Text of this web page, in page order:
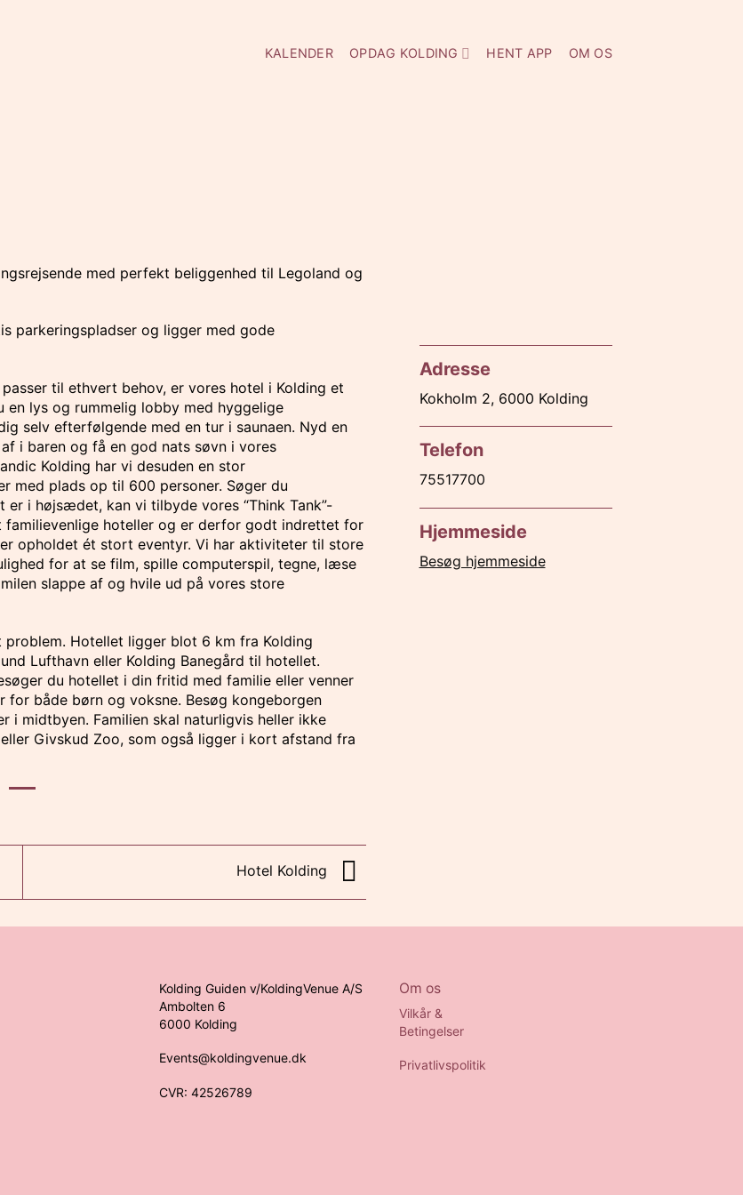
KALENDER OPDAG KOLDING HENT APP OM OS
med perfekt beliggenhed til Legoland og
parkeringspladser og ligger med gode
til ethvert behov, er vores hotel i Kolding et
lys og rummelig lobby med hyggelige
selv efterfølgende med en tur i saunaen. Nyd en
i baren og få en god nats søvn i vores
Kolding har vi desuden en stor
med plads op til 600 personer. Søger du
i højsædet, kan vi tilbyde vores “Think Tank”-
hoteller og er derfor godt indrettet for
opholdet ét stort eventyr. Vi har aktiviteter til store
for at se film, spille computerspil, tegne, læse
slappe af og hvile ud på vores store
Hotellet ligger blot 6 km fra Kolding
Lufthavn eller Kolding Banegård til hotellet.
du hotellet i din fritid med familie eller venner
både børn og voksne. Besøg kongeborgen
i midtbyen. Familien skal naturligvis heller ikke
Givskud Zoo, som også ligger i kort afstand fra
Hotel Kolding
Adresse
Kokholm 2, 6000 Kolding
Telefon
75517700
Hjemmeside
Besøg hjemmeside
Kolding Guiden v/KoldingVenue A/S
Ambolten 6
6000 Kolding
Events@koldingvenue.dk
CVR: 42526789
Om os
Vilkår &
Betingelser
Privatlivspolitik